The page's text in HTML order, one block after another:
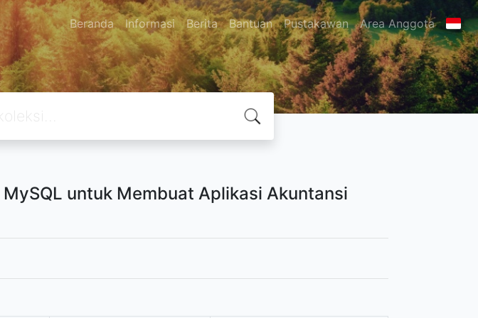
Beranda Informasi Berita Bantuan Pustakawan Area Anggota
untuk Membuat Aplikasi Akuntansi